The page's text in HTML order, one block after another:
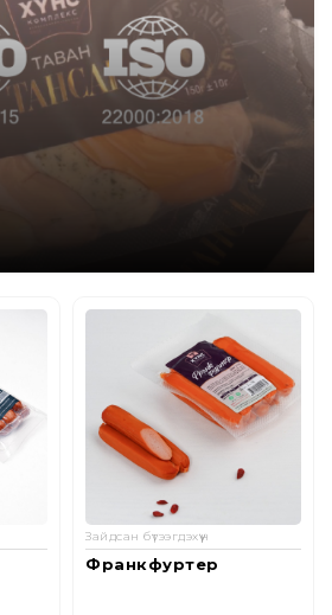
Зайдсан бүтээгдэхүүн
Цагаан зайдас